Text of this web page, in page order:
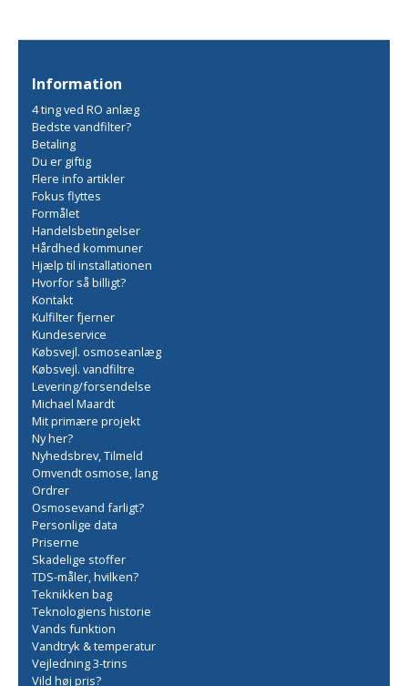
Information
4 ting ved RO anlæg
Bedste vandfilter?
Betaling
Du er giftig
Flere info artikler
Fokus flyttes
Formålet
Handelsbetingelser
Hårdhed kommuner
Hjælp til installationen
Hvorfor så billigt?
Kontakt
Kulfilter fjerner
Kundeservice
Købsvejl. osmoseanlæg
Købsvejl. vandfiltre
Levering/forsendelse
Michael Maardt
Mit primære projekt
Ny her?
Nyhedsbrev, Tilmeld
Omvendt osmose, lang
Ordrer
Osmosevand farligt?
Personlige data
Priserne
Skadelige stoffer
TDS-måler, hvilken?
Teknikken bag
Teknologiens historie
Vands funktion
Vandtryk & temperatur
Vejledning 3-trins
Vild høj pris?